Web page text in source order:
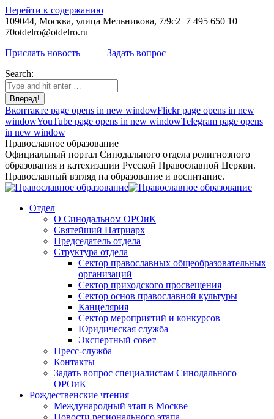
Перейти к содержанию
109044, Москва, улица Мельникова, 7/9с2+7 495 650 10
70otdelro@otdelro.ru
Прислать новость
Задать вопрос
Search:
Вконтакте page opens in new windowFlickr page opens in new
windowYouTube page opens in new windowTelegram page opens
in new window
Православное образование
Официальный портал Синодального отдела религиозного
образования и катехизации Русской Православной Церкви.
Православный взгляд на образование и воспитание.
Отдел
О Синодальном ОРОиК
Святейший Патриарх
Председатель отдела
Структура отдела
Сектор православных общеобразовательных
организаций
Сектор приходского просвещения
Сектор основ православной культуры
Канцелярия
Сектор мероприятий и конкурсов
Юридическая служба
Экспертный совет
Пресс-служба
Контакты
Задать вопрос специалистам Синодального
ОРОиК
Рождественские чтения
Международный этап в Москве
Новости регионального этапа